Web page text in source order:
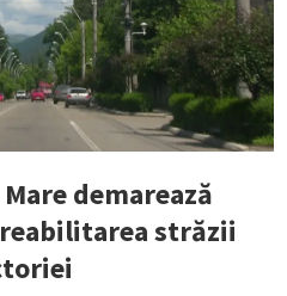
demarează
străzii